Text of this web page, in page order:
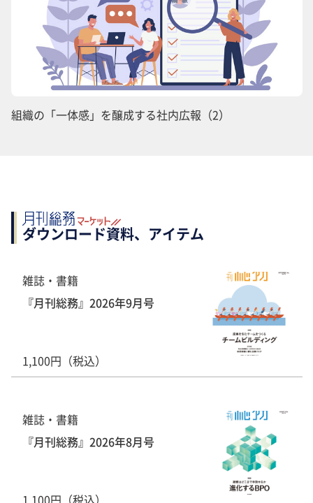
組織の「一体感」を醸成する社内広報（2）
ダウンロード資料、アイテム
雑誌・書籍
『月刊総務』2026年9月号
1,100円（税込）
雑誌・書籍
『月刊総務』2026年8月号
1,100円（税込）